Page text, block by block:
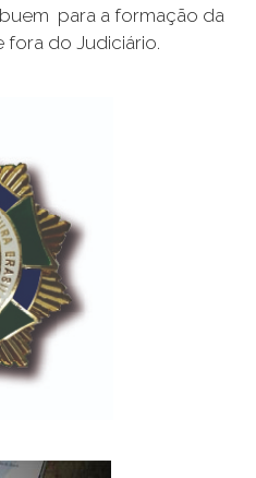
para a formação da
fora do Judiciário.